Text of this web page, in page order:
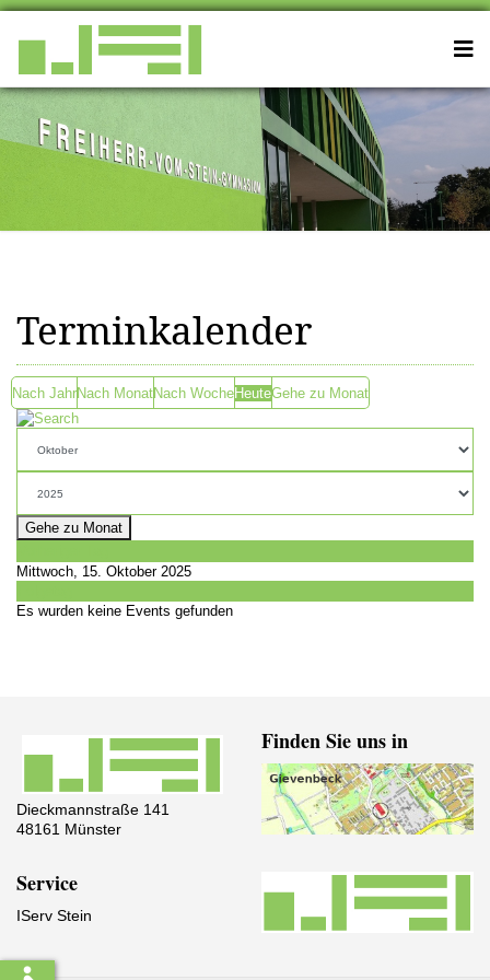
Terminkalender
Nach JahrNach MonatNach WocheHeuteGehe zu Monat
Gehe zu Monat
Mittwoch, 15. Oktober 2025
Es wurden keine Events gefunden
Dieckmannstraße 141
48161 Münster
Finden Sie uns in
Service
IServ Stein